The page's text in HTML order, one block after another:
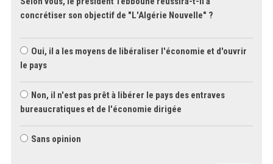
concrétiser son objectif de "L'Algérie Nouvelle" ?
Oui, il a les moyens de libéraliser l'économie et d'ouvrir
le pays
Non, il n'est pas prêt à libérer le pays des entraves
bureaucratiques et de l'économie dirigée
Sans opinion